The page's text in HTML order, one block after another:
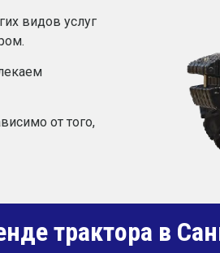
видов услуг
от того,
трактора в